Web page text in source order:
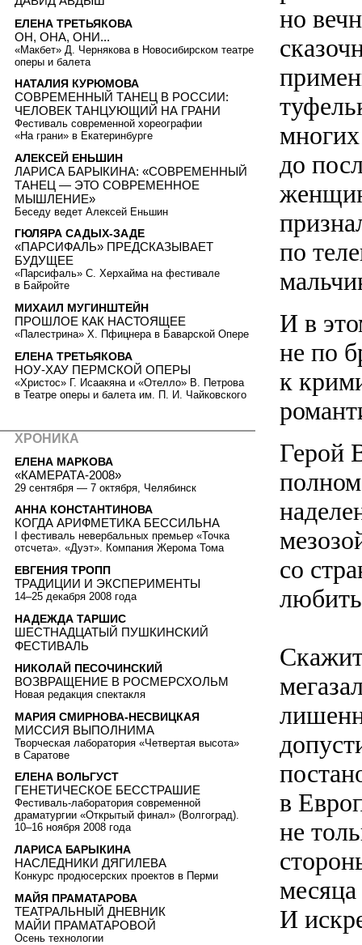
но
до
по
И в
не по
к
Герой
со
в
не
И
ЕЛЕНА ТРЕТЬЯКОВА
ОН, ОНА, ОНИ...
«Макбет» Д. Чернякова в Новосибирском театре
оперы и балета
НАТАЛИЯ КУРЮМОВА
СОВРЕМЕННЫЙ ТАНЕЦ В РОССИИ:
ЧЕЛОВЕК ТАНЦУЮЩИЙ НА ГРАНИ
Фестиваль современной хореографии
«На грани» в Екатеринбурге
АЛЕКСЕЙ ЕНЬШИН
ЛАРИСА БАРЫКИНА: «СОВРЕМЕННЫЙ
ТАНЕЦ — ЭТО СОВРЕМЕННОЕ
МЫШЛЕНИЕ»
Беседу ведет Алексей Еньшин
ГЮЛЯРА САДЫХ-ЗАДЕ
«ПАРСИФАЛЬ» ПРЕДСКАЗЫВАЕТ
БУДУЩЕЕ
«Парсифаль» С. Херхайма на фестивале
в Байройте
МИХАИЛ МУГИНШТЕЙН
ПРОШЛОЕ КАК НАСТОЯЩЕЕ
«Палестрина» Х. Пфицнера в Баварской Опере
ЕЛЕНА ТРЕТЬЯКОВА
НОУ-ХАУ ПЕРМСКОЙ ОПЕРЫ
«Христос» Г. Исаакяна и «Отелло» В. Петрова
в Театре оперы и балета им. П. И. Чайковского
ХРОНИКА
ЕЛЕНА МАРКОВА
«КАМЕРАТА-2008»
29 сентября — 7 октября, Челябинск
АННА КОНСТАНТИНОВА
КОГДА АРИФМЕТИКА БЕССИЛЬНА
I фестиваль невербальных премьер «Точка
отсчета». «Дуэт». Компания Жерома Тома
ЕВГЕНИЯ ТРОПП
ТРАДИЦИИ И ЭКСПЕРИМЕНТЫ
14–25 декабря 2008 года
НАДЕЖДА ТАРШИС
ШЕСТНАДЦАТЫЙ ПУШКИНСКИЙ
ФЕСТИВАЛЬ
НИКОЛАЙ ПЕСОЧИНСКИЙ
ВОЗВРАЩЕНИЕ В РОСМЕРСХОЛЬМ
Новая редакция спектакля
МАРИЯ СМИРНОВА-НЕСВИЦКАЯ
МИССИЯ ВЫПОЛНИМА
Творческая лаборатория «Четвертая высота»
в Саратове
ЕЛЕНА ВОЛЬГУСТ
ГЕНЕТИЧЕСКОЕ БЕССТРАШИЕ
Фестиваль-лаборатория современной
драматургии «Открытый финал» (Волгоград).
10–16 ноября 2008 года
ЛАРИСА БАРЫКИНА
НАСЛЕДНИКИ ДЯГИЛЕВА
Конкурс продюсерских проектов в Перми
МАЙЯ ПРАМАТАРОВА
ТЕАТРАЛЬНЫЙ ДНЕВНИК
МАЙИ ПРАМАТАРОВОЙ
Осень технологии